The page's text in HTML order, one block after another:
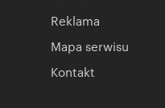
Reklama
Mapa serwisu
Kontakt